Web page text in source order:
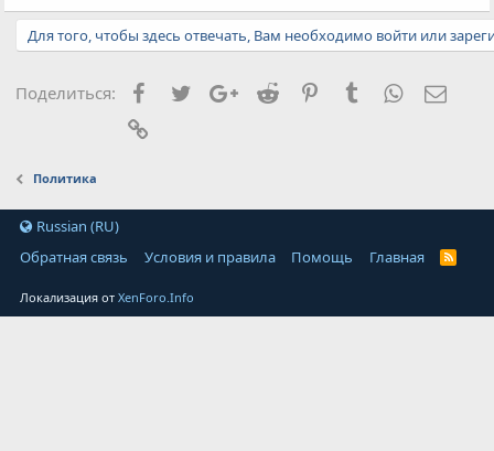
Для того, чтобы здесь отвечать, Вам необходимо войти или
Поделиться: Facebook
TwitterGoogle+
Reddit PinterestTumblrWhatsApp
Политика
Russian (RU)
Обратная связь
Условия и правила Помощь Главная
Локализация отXenForo.Info